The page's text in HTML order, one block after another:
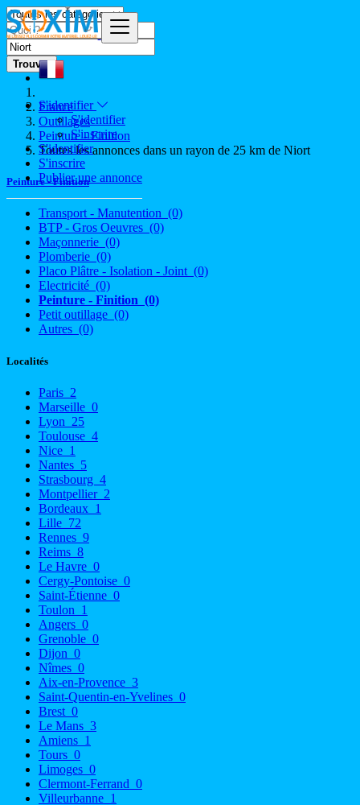
S'identifier
S'identifier
S'inscrire
S'identifier
S'inscrire
Publier une annonce
Trouver
France
Outillages
Peinture - Finition
Toutes les annonces dans un rayon de 25 km de Niort
Peinture - Finition
Transport - Manutention (0)
BTP - Gros Oeuvres (0)
Maçonnerie (0)
Plomberie (0)
Placo Plâtre - Isolation - Joint (0)
Electricité (0)
Peinture - Finition (0)
Petit outillage (0)
Autres (0)
Localités
Paris 2
Marseille 0
Lyon 25
Toulouse 4
Nice 1
Nantes 5
Strasbourg 4
Montpellier 2
Bordeaux 1
Lille 72
Rennes 9
Reims 8
Le Havre 0
Cergy-Pontoise 0
Saint-Étienne 0
Toulon 1
Angers 0
Grenoble 0
Dijon 0
Nîmes 0
Aix-en-Provence 3
Saint-Quentin-en-Yvelines 0
Brest 0
Le Mans 3
Amiens 1
Tours 0
Limoges 0
Clermont-Ferrand 0
Villeurbanne 1